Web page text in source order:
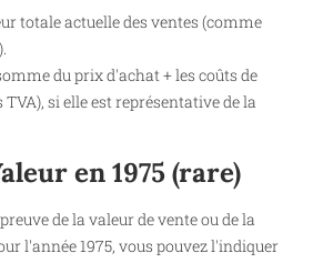
totale actuelle des ventes (comme
du prix d'achat + les coûts de
si elle est représentative de la
en 1975 (rare)
de la valeur de vente ou de la
l'année 1975, vous pouvez l'indiquer